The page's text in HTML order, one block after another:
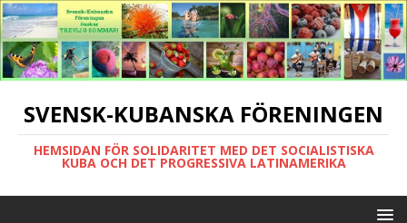
SVENSK-KUBANSKA FÖRENINGEN
HEMSIDAN FÖR SOLIDARITET MED DET SOCIALISTISKA
KUBA OCH DET PROGRESSIVA LATINAMERIKA